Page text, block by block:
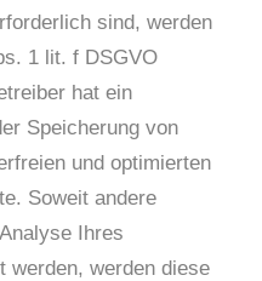
sind, werden
1 lit. f DSGVO
hat ein
Speicherung von
und optimierten
Soweit andere
Ihres
werden, werden diese